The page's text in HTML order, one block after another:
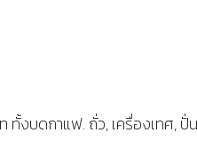
ทั้งบดกาแฟ. ถั่ว, เครื่องเทศ, ปั่